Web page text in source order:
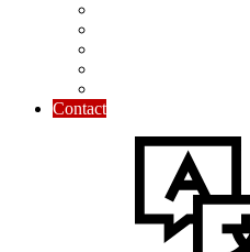
Contact